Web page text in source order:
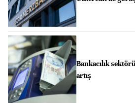
Bankacılık
artış